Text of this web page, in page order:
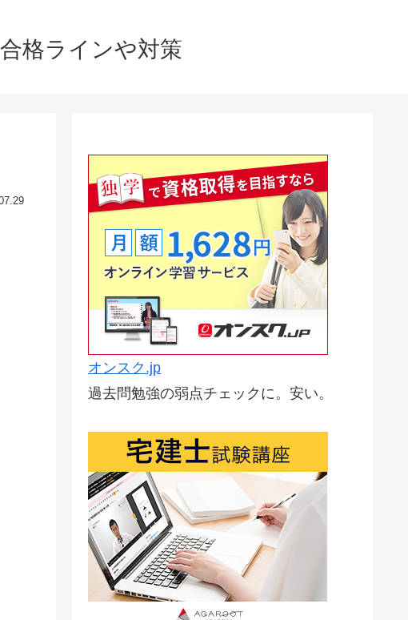
格ラインや対策
オンスク.jp
過去問勉強の弱点チェックに。安い。